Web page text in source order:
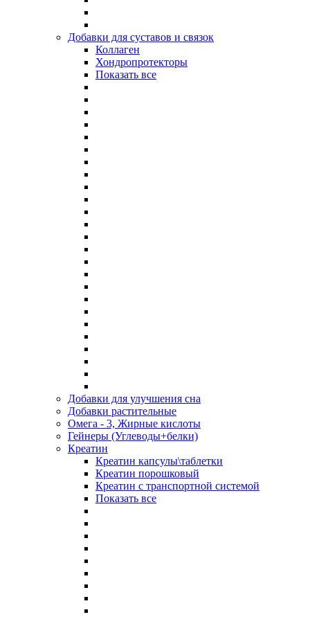
Добавки для суставов и связок
Коллаген
Хондропротекторы
Показать все
Добавки для улучшения сна
Добавки растительные
Омега - 3, Жирные кислоты
Гейнеры (Углеводы+белки)
Креатин
Креатин капсулы\таблетки
Креатин порошковый
Креатин с транспортной системой
Показать все